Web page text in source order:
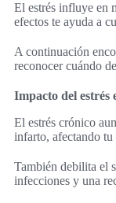
El estrés influye en
efectos te ayuda a
A continuación
reconocer cuándo
Impacto del estrés
El estrés crónico
infarto, afectando tu
También debilita el
infecciones y una